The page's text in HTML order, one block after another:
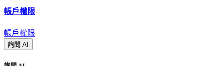
帳戶權限
帳戶權限
詢問 AI